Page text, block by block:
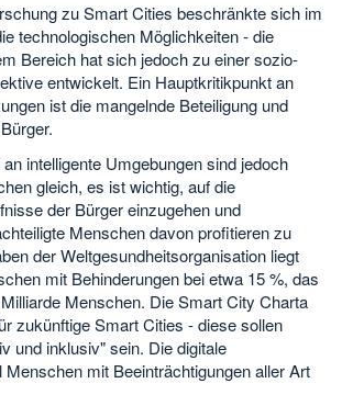
zu Smart Cities beschränkte sich im
technologischen Möglichkeiten - die
Bereich hat sich jedoch zu einer sozio-
entwickelt. Ein Hauptkritikpunkt an
ist die mangelnde Beteiligung und
intelligente Umgebungen sind jedoch
gleich, es ist wichtig, auf die
der Bürger einzugehen und
Menschen davon profitieren zu
der Weltgesundheitsorganisation liegt
mit Behinderungen bei etwa 15 %, das
Menschen. Die Smart City Charta
zukünftige Smart Cities - diese sollen
und inklusiv" sein. Die digitale
Menschen mit Beeinträchtigungen aller Art